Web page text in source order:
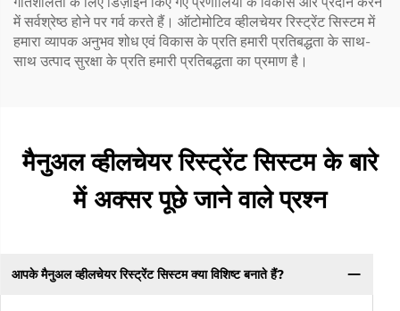
में सर्वश्रेष्ठ होने पर गर्व करते हैं। ऑटोमोटिव व्हीलचेयर रिस्ट्रेंट सिस्टम में
हमारा व्यापक अनुभव शोध एवं विकास के प्रति हमारी प्रतिबद्धता के साथ-
साथ उत्पाद सुरक्षा के प्रति हमारी प्रतिबद्धता का प्रमाण है।
मैनुअल व्हीलचेयर रिस्ट्रेंट सिस्टम के बारे
में अक्सर पूछे जाने वाले प्रश्न
आपके मैनुअल व्हीलचेयर रिस्ट्रेंट सिस्टम क्या विशिष्ट बनाते हैं?